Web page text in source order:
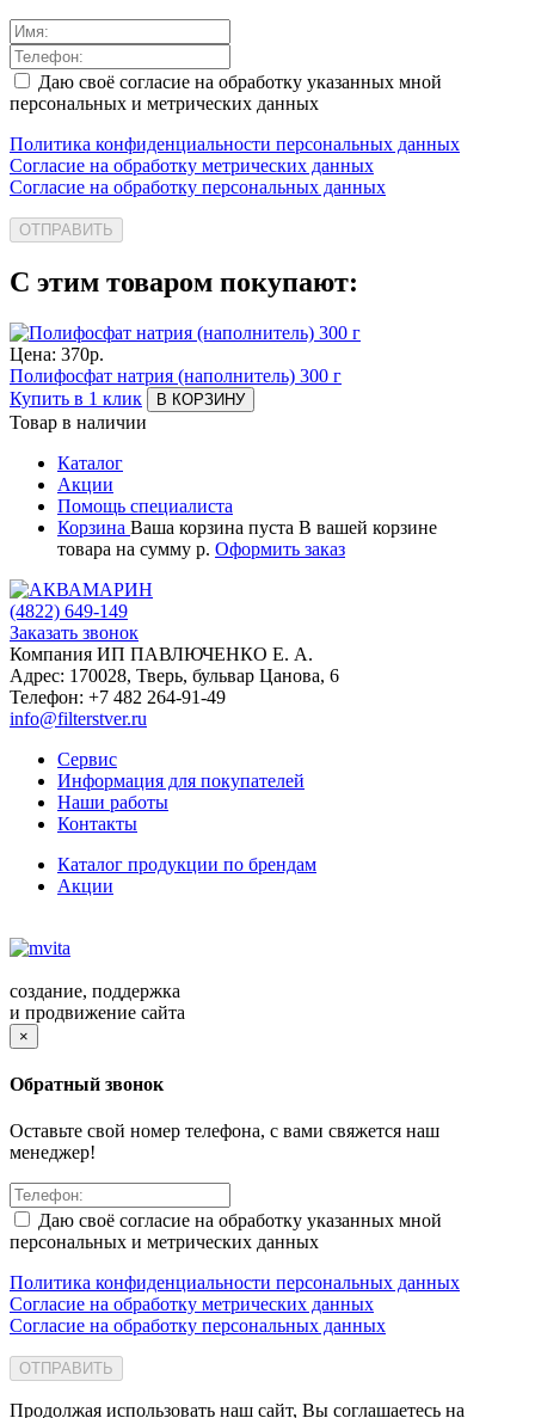
Даю своё согласие на обработку указанных мной
персональных и метрических данных
Политика конфиденциальности персональных данных
Согласие на обработку метрических данных
Согласие на обработку персональных данных
ОТПРАВИТЬ
С этим товаром покупают:
Цена: 370р.
Полифосфат натрия (наполнитель) 300 г
Купить в 1 клик
В КОРЗИНУ
Товар в наличии
Каталог
Акции
Помощь специалиста
Корзина Ваша корзина пуста В вашей корзине
товара на сумму р. Оформить заказ
(4822) 649-149
Заказать звонок
Компания ИП ПАВЛЮЧЕНКО Е. А.
Адрес: 170028, Тверь, бульвар Цанова, 6
Телефон: +7 482 264-91-49
info@filterstver.ru
Сервис
Информация для покупателей
Наши работы
Контакты
Каталог продукции по брендам
Акции
создание, поддержка
и продвижение сайта
×
Обратный звонок
Оставьте свой номер телефона, с вами свяжется наш
менеджер!
Даю своё согласие на обработку указанных мной
персональных и метрических данных
Политика конфиденциальности персональных данных
Согласие на обработку метрических данных
Согласие на обработку персональных данных
ОТПРАВИТЬ
Продолжая использовать наш сайт, Вы соглашаетесь на